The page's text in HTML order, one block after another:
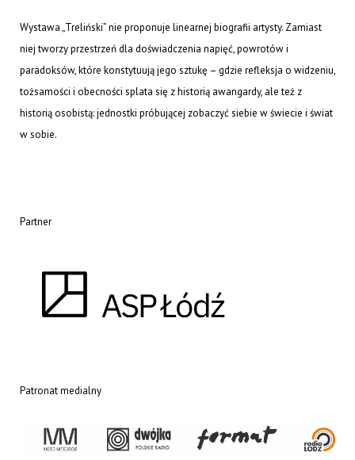
Wystawa „Treliński” nie proponuje linearnej biografii artysty. Zamiast
niej tworzy przestrzeń dla doświadczenia napięć, powrotów i
paradoksów, które konstytuują jego sztukę – gdzie refleksja o widzeniu,
tożsamości i obecności splata się z historią awangardy, ale też z
historią osobistą: jednostki próbującej zobaczyć siebie w świecie i świat
w sobie.
Partner
Patronat medialny